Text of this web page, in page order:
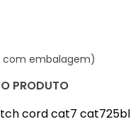
embalagem)
PRODUTO
cord cat7 cat725bl